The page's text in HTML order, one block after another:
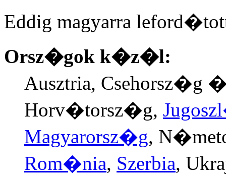
Eddig magyarra
Orsz�gok k�z�l:
Ausztria, Csehorsz�g
Horv�torsz�g,
Magyarorsz�g,
Rom�nia, Szerbia,